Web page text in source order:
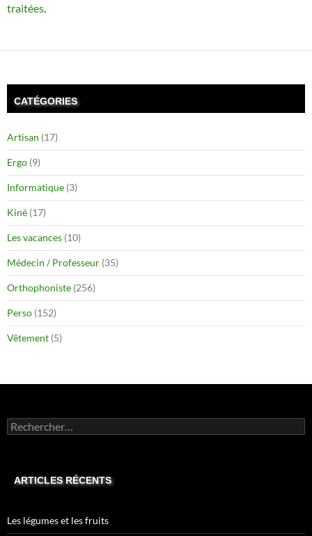
traitées
CATÉGORIES
Artisan (17)
Ergo (9)
Informatique (3)
Kiné (17)
Les vacances (10)
Médecin / Professeur (35)
Orthophoniste (256)
Perso (152)
Vêtement (5)
Rechercher :
ARTICLES RÉCENTS
Les légumes et les fruits